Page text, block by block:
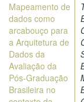
Mapeamento de
dados como
arcabouço para
a Arquitetura de
Dados da
Avaliação da
Pós-Graduação
Brasileira no